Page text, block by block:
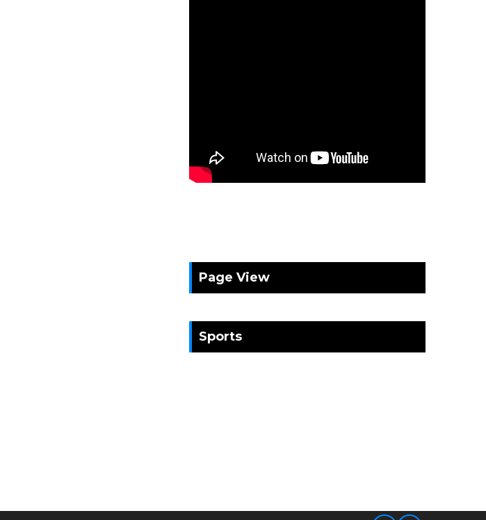
Page View
Sports